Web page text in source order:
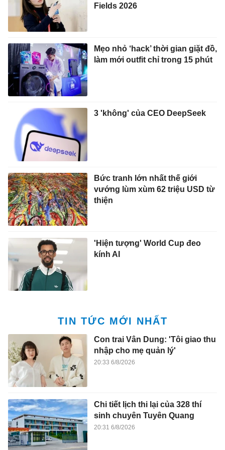
Fields 2026
Mẹo nhỏ ‘hack’ thời gian giặt đồ,
làm mới outfit chỉ trong 15 phút
3 'không' của CEO DeepSeek
Bức tranh lớn nhất thế giới
vướng lùm xùm 62 triệu USD từ
thiện
'Hiện tượng' World Cup đeo
kính AI
TIN TỨC MỚI NHẤT
Con trai Vân Dung: 'Tôi giao thu
nhập cho mẹ quản lý'
20:33 6/8/2026
Chi tiết lịch thi lại của 328 thí
sinh chuyên Tuyên Quang
20:31 6/8/2026